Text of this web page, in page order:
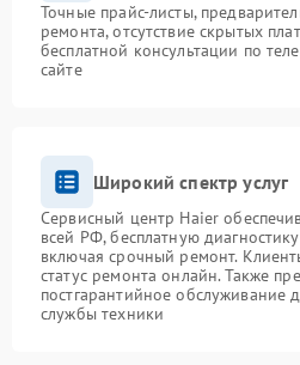
Точные прайс-листы,
ремонта, отсутствие скрытых
бесплатной консультации по
сайте
Широкий спектр услуг
Сервисный центр Haier
всей РФ, бесплатную
включая срочный ремонт.
статус ремонта онлайн. Также
постгарантийное обслуживание
службы техники